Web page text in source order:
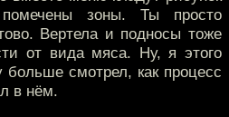
зоны. Ты просто
Вертела и подносы тоже
от вида мяса. Ну, я этого
смотрел, как процесс
в нём.